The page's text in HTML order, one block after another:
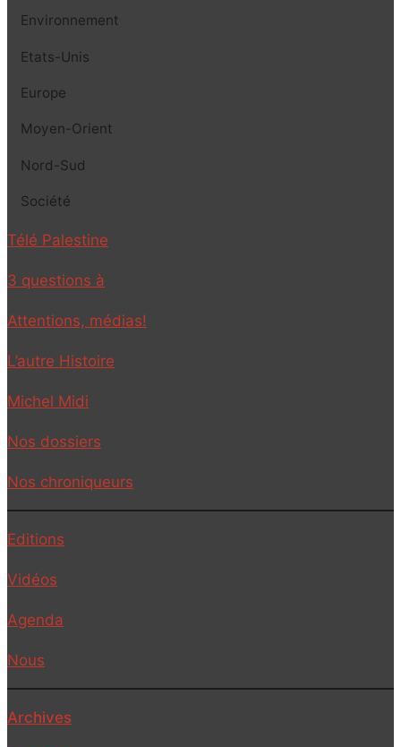
Environnement
Etats-Unis
Europe
Moyen-Orient
Nord-Sud
Société
Télé Palestine
3 questions à
Attentions, médias!
L’autre Histoire
Michel Midi
Nos dossiers
Nos chroniqueurs
Editions
Vidéos
Agenda
Nous
Archives